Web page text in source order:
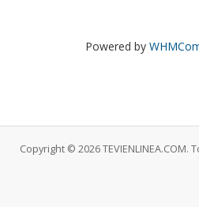
Powered by
Copyright © 2026 TEVIENLINEA.COM.